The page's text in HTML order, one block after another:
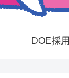
DOE採